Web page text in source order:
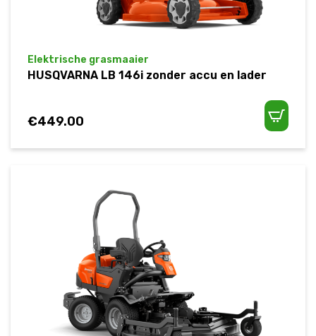
Elektrische grasmaaier
HUSQVARNA LB 146i zonder accu en lader
€449.00